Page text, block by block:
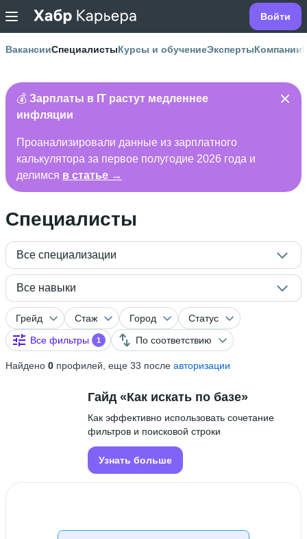
Войти
ВакансииСпециалистыКурсы и обучениеЭкспертыКомпании
💰 Зарплаты в IT растут медленнее
инфляции
Проанализировали данные из зарплатного
калькулятора за первое полугодие 2026 года и
делимся в статье →
Специалисты
Все специализации
Все навыки
Грейд Стаж Город
Статус
Все фильтры
1 По соответствию
Найдено 0 профилей, еще 33 после авторизации
Гайд «Как искать по базе»
Как эффективно использовать сочетание
фильтров и поисковой строки
Узнать больше